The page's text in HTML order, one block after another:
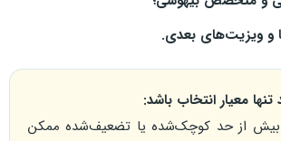
و ویزیت‌های بعدی.
تنها معیار انتخاب باشد:
بیش از حد کوچک‌شده یا تضعیف‌شده ممکن